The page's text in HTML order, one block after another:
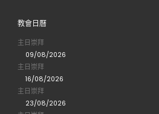
教會日曆
主日崇拜
09/08/2026
主日崇拜
16/08/2026
主日崇拜
23/08/2026